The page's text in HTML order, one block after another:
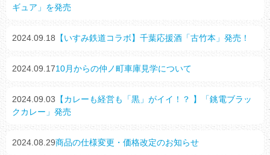
ギュア」を発売
2024.09.18 【いすみ鉄道コラボ】千葉応援酒「古竹本」発売！
2024.09.1710月からの仲ノ町車庫見学について
2024.09.03 【カレーも経営も「黒」がイイ！？ 】「銚電ブラッ
クカレー」発売
2024.08.29商品の仕様変更・価格改定のお知らせ